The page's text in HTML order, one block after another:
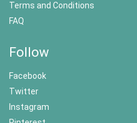
Terms and Conditions
FAQ
Follow
Facebook
Twitter
Instagram